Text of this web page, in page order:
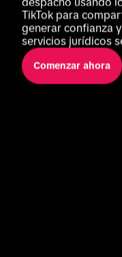
TikTok para
generar confianza
servicios jurídicos
Comenzar ahora